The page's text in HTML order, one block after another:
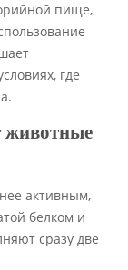
пище,
где
животные
активным,
белком и
сразу две